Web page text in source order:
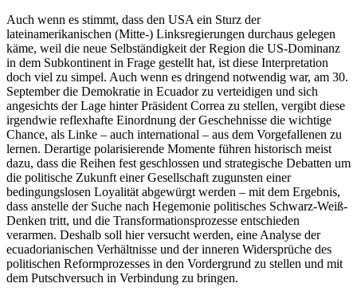
Auch wenn es stimmt, dass den USA ein Sturz der
lateinamerikanischen (Mitte-) Linksregierungen durchaus gelegen
käme, weil die neue Selbständigkeit der Region die US-Dominanz
in dem Subkontinent in Frage gestellt hat, ist diese Interpretation
doch viel zu simpel. Auch wenn es dringend notwendig war, am 30.
September die Demokratie in Ecuador zu verteidigen und sich
angesichts der Lage hinter Präsident Correa zu stellen, vergibt diese
irgendwie reflexhafte Einordnung der Geschehnisse die wichtige
Chance, als Linke – auch international – aus dem Vorgefallenen zu
lernen. Derartige polarisierende Momente führen historisch meist
dazu, dass die Reihen fest geschlossen und strategische Debatten um
die politische Zukunft einer Gesellschaft zugunsten einer
bedingungslosen Loyalität abgewürgt werden – mit dem Ergebnis,
dass anstelle der Suche nach Hegemonie politisches Schwarz-Weiß-
Denken tritt, und die Transformationsprozesse entschieden
verarmen. Deshalb soll hier versucht werden, eine Analyse der
ecuadorianischen Verhältnisse und der inneren Widersprüche des
politischen Reformprozesses in den Vordergrund zu stellen und mit
dem Putschversuch in Verbindung zu bringen.